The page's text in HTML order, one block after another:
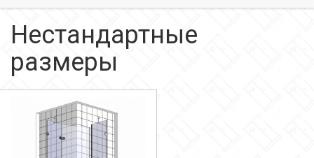
Нестандартные
размеры